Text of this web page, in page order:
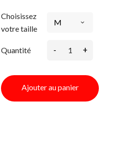
Choisissez
votre taille
Quantité - +
Ajouter au panier